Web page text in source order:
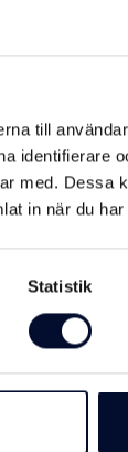
till
identifierare
med. Dessa
in när du
Statistik